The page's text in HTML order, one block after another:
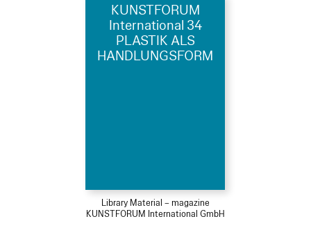
KUNSTFORUM
International 34
PLASTIK ALS
HANDLUNGSFORM
Library Material – magazine
KUNSTFORUM International GmbH